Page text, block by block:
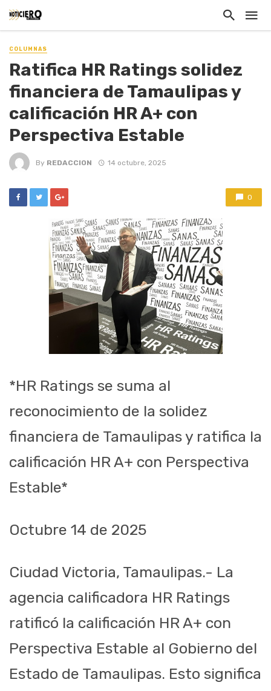
COLUMNAS
Ratifica HR Ratings solidez
financiera de Tamaulipas y
calificación HR A+ con
Perspectiva Estable
By REDACCION 14 octubre, 2025
0
*HR Ratings se suma al
reconocimiento de la solidez
financiera de Tamaulipas y ratifica la
calificación HR A+ con Perspectiva
Estable*
Octubre 14 de 2025
Ciudad Victoria, Tamaulipas.- La
agencia calificadora HR Ratings
ratificó la calificación HR A+ con
Perspectiva Estable al Gobierno del
Estado de Tamaulipas. Esto significa